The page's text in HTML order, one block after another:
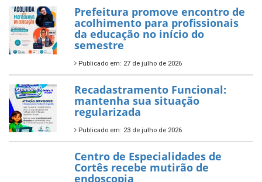
Prefeitura promove encontro de
acolhimento para profissionais
da educação no início do
semestre
Publicado em: 27 de julho de 2026
Recadastramento Funcional:
mantenha sua situação
regularizada
Publicado em: 23 de julho de 2026
Centro de Especialidades de
Cortês recebe mutirão de
endoscopia